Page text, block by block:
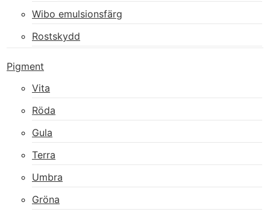
Wibo emulsionsfärg
Rostskydd
Pigment
Vita
Röda
Gula
Terra
Umbra
Gröna